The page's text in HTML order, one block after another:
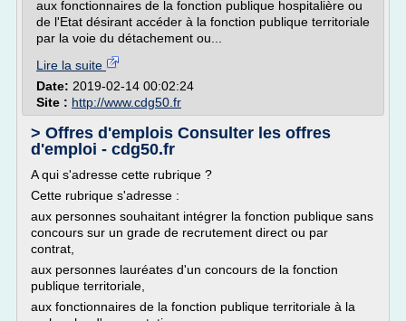
aux fonctionnaires de la fonction publique hospitalière ou
de l'Etat désirant accéder à la fonction publique territoriale
par la voie du détachement ou...
Lire la suite
Date: 2019-02-14 00:02:24
Site : http://www.cdg50.fr
> Offres d'emplois Consulter les offres
d'emploi - cdg50.fr
A qui s'adresse cette rubrique ?
Cette rubrique s'adresse :
aux personnes souhaitant intégrer la fonction publique sans
concours sur un grade de recrutement direct ou par
contrat,
aux personnes lauréates d'un concours de la fonction
publique territoriale,
aux fonctionnaires de la fonction publique territoriale à la